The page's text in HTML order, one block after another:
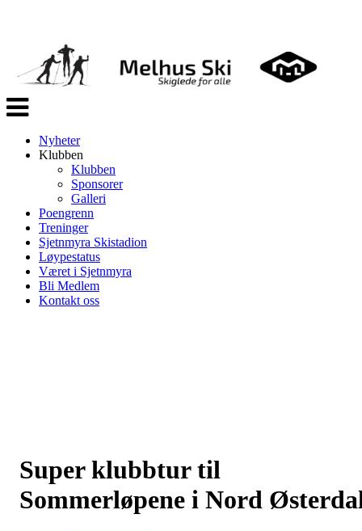
Veksle
navigasjon
Nyheter
Klubben
Klubben
Sponsorer
Galleri
Poengrenn
Treninger
Sjetnmyra Skistadion
Løypestatus
Været i Sjetnmyra
Bli Medlem
Kontakt oss
Super klubbtur til
Sommerløpene i Nord